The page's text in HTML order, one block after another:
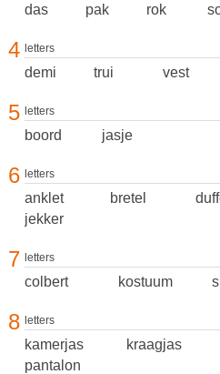
das pak rok
4 letters
demi trui vest
5 letters
boord jasje
6 letters
anklet bretel
jekker
7 letters
colbert kostuum
8 letters
kamerjas kraagjas
pantalon